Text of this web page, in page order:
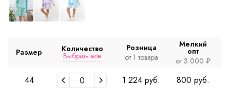
Размер Количество
Выбрать все
Розница
от 1 товара
Мелкий
опт
от 3 000 ₽
44 1 224 руб. 800 руб.